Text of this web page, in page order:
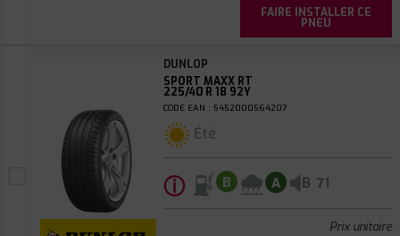
FAIRE INSTALLER CE
PNEU
DUNLOP
SPORT MAXX RT
225/40 R 18 92Y
CODE EAN : 5452000564207
Été
ⓘ B A B 71
Prix unitaire